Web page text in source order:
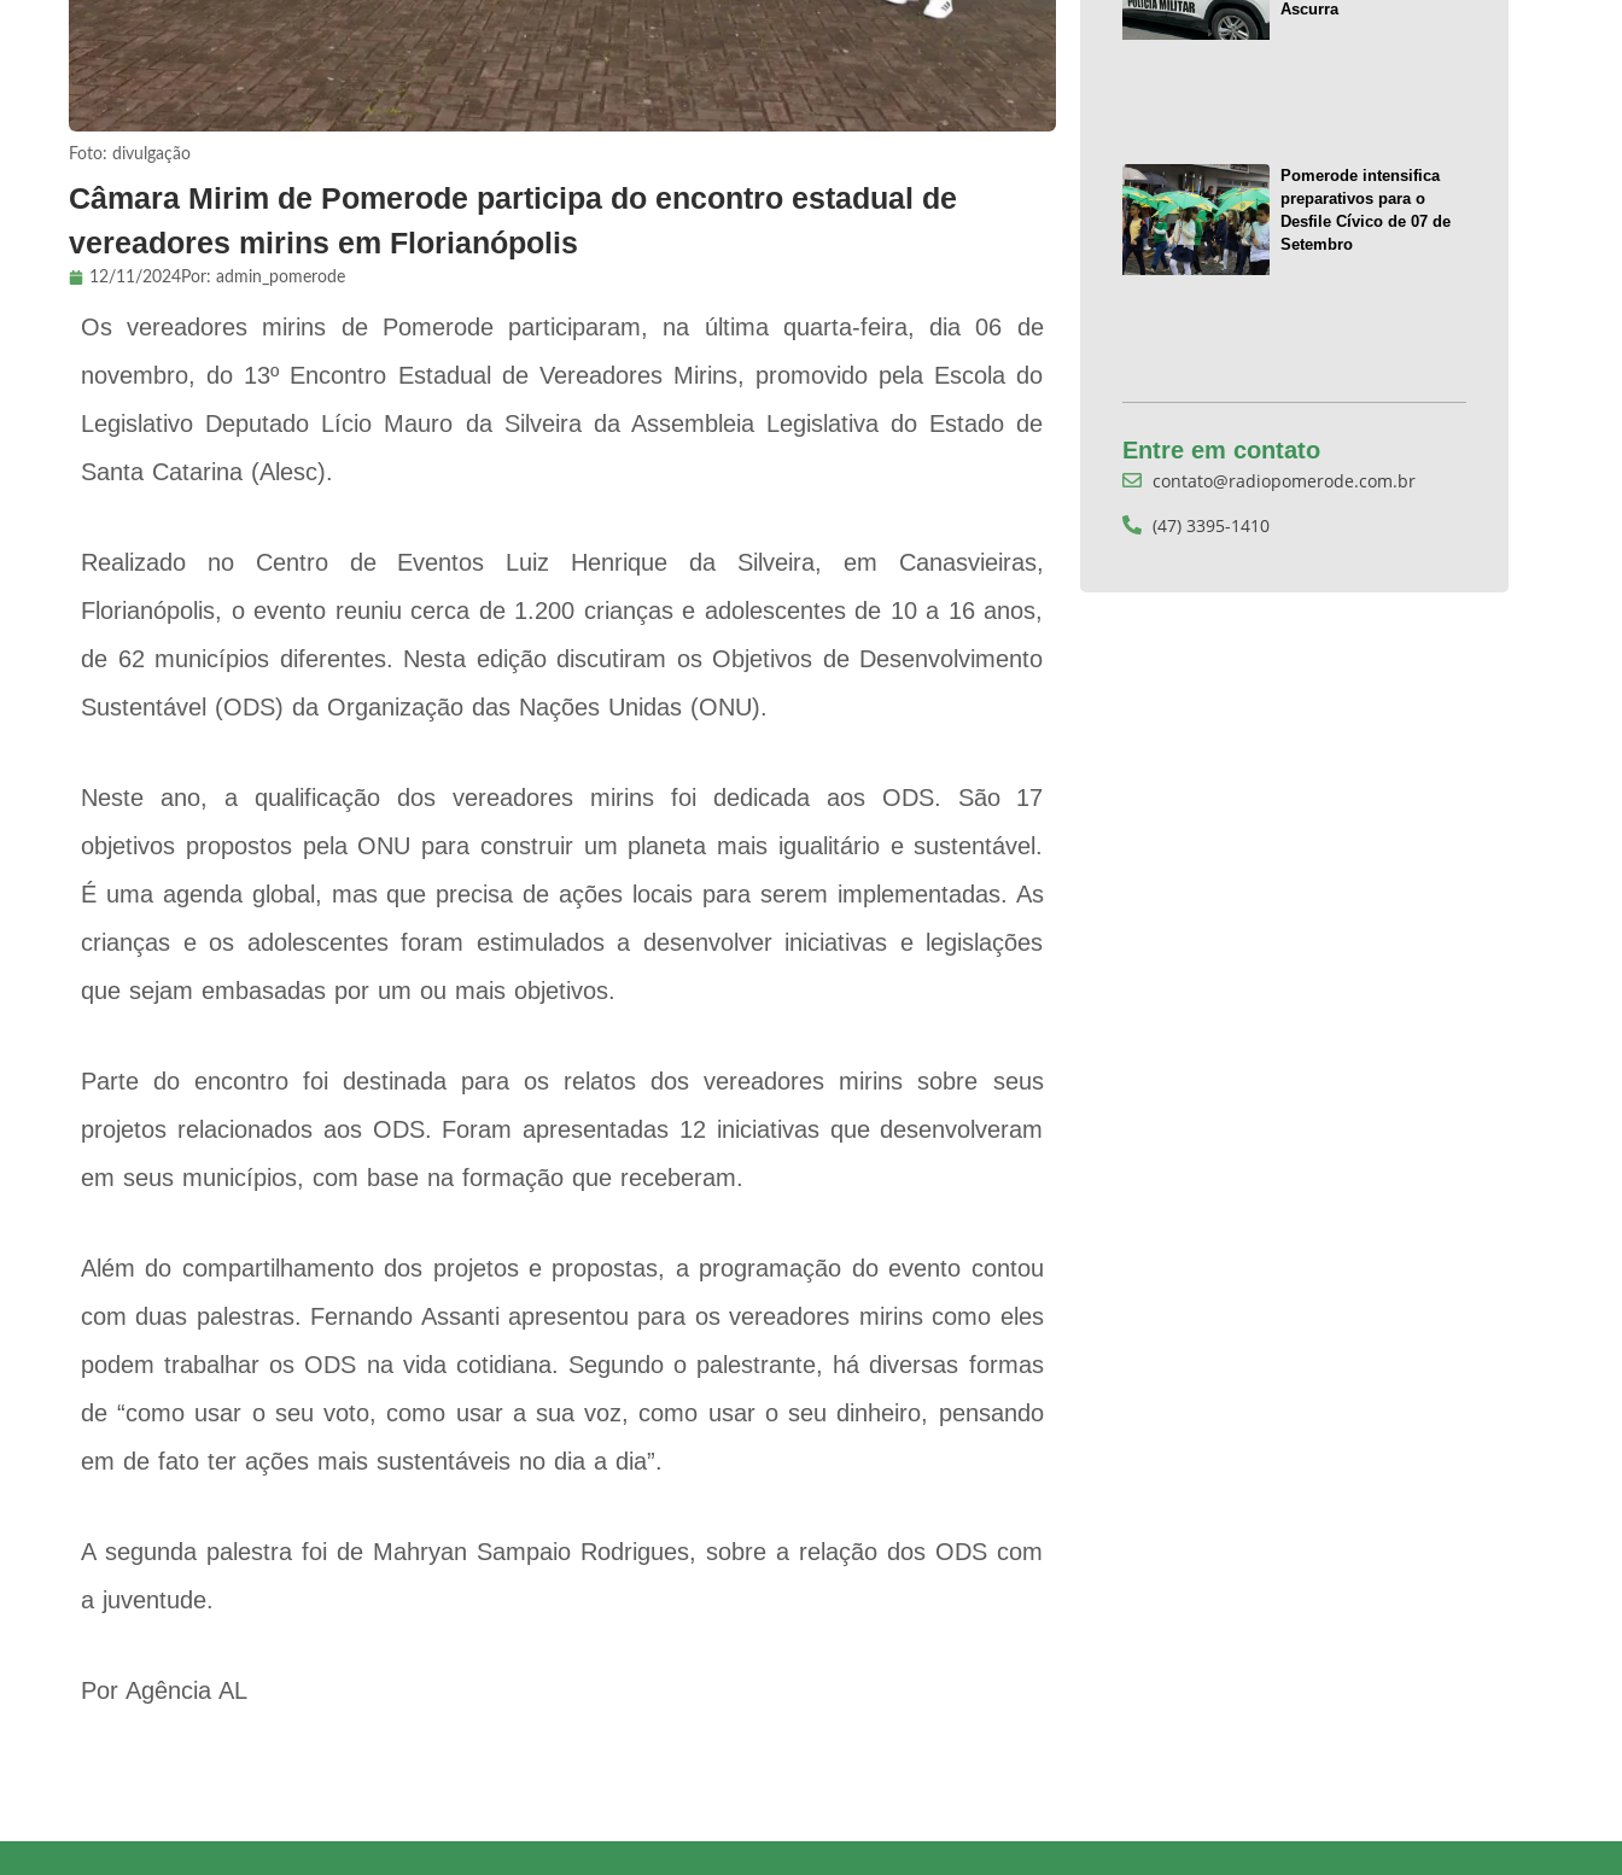
Foto: divulgação
Câmara Mirim de Pomerode participa do encontro estadual de
vereadores mirins em Florianópolis
12/11/2024Por: admin_pomerode
Os vereadores mirins de Pomerode participaram, na última quarta-feira, dia 06 de
novembro, do 13º Encontro Estadual de Vereadores Mirins, promovido pela Escola do
Legislativo Deputado Lício Mauro da Silveira da Assembleia Legislativa do Estado de
Santa Catarina (Alesc).
Realizado no Centro de Eventos Luiz Henrique da Silveira, em Canasvieiras,
Florianópolis, o evento reuniu cerca de 1.200 crianças e adolescentes de 10 a 16 anos,
de 62 municípios diferentes. Nesta edição discutiram os Objetivos de Desenvolvimento
Sustentável (ODS) da Organização das Nações Unidas (ONU).
Neste ano, a qualificação dos vereadores mirins foi dedicada aos ODS. São 17
objetivos propostos pela ONU para construir um planeta mais igualitário e sustentável.
É uma agenda global, mas que precisa de ações locais para serem implementadas. As
crianças e os adolescentes foram estimulados a desenvolver iniciativas e legislações
que sejam embasadas por um ou mais objetivos.
Parte do encontro foi destinada para os relatos dos vereadores mirins sobre seus
projetos relacionados aos ODS. Foram apresentadas 12 iniciativas que desenvolveram
em seus municípios, com base na formação que receberam.
Além do compartilhamento dos projetos e propostas, a programação do evento contou
com duas palestras. Fernando Assanti apresentou para os vereadores mirins como eles
podem trabalhar os ODS na vida cotidiana. Segundo o palestrante, há diversas formas
de “como usar o seu voto, como usar a sua voz, como usar o seu dinheiro, pensando
em de fato ter ações mais sustentáveis no dia a dia”.
A segunda palestra foi de Mahryan Sampaio Rodrigues, sobre a relação dos ODS com
a juventude.
Por Agência AL
Ascurra
Pomerode intensifica
preparativos para o
Desfile Cívico de 07 de
Setembro
Entre em contato
contato@radiopomerode.com.br
(47) 3395-1410